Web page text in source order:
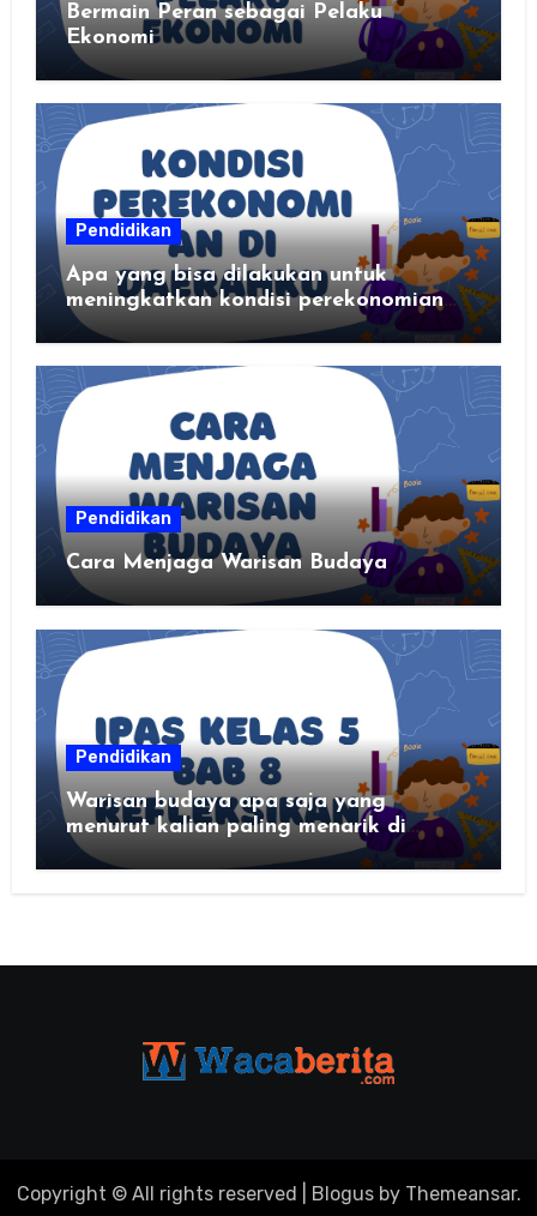
Bermain Peran sebagai Pelaku
Ekonomi
Pendidikan
Apa yang bisa dilakukan untuk
meningkatkan kondisi perekonomian
daerahku?
Pendidikan
Cara Menjaga Warisan Budaya
Pendidikan
Warisan budaya apa saja yang
menurut kalian paling menarik di
Copyright © All rights reserved Blogusby Themeansar.